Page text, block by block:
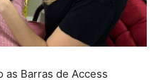
Barras de Access